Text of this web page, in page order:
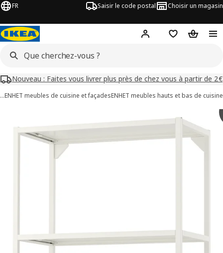
FR Saisir le code postal Choisir un magasin
Mon compteFavorisPanier
Nouveau : Faites vous livrer plus près de chez vous à partir de 2€
…ENHET meubles de cuisine et façadesENHET meubles hauts et bas de cuisine